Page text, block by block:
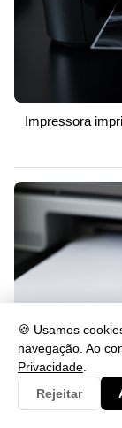
🍪 Usamos
navegação. Ao
Privacidade
Rejeitar
Impressora